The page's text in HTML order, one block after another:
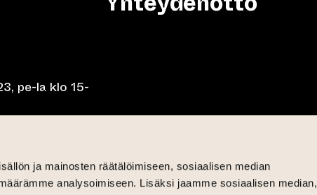
ja mainosten räätälöimiseen, sosiaalisen median
analysoimiseen. Lisäksi jaamme sosiaalisen median,
pe-la klo 15-
pe-la klo 10-
la lounas klo